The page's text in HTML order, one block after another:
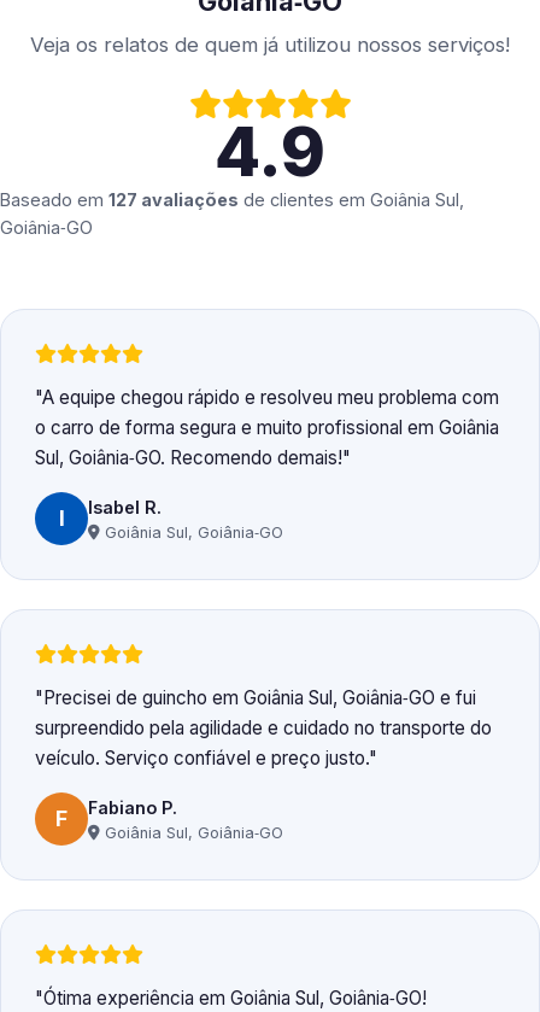
Veja os relatos de quem já utilizou nossos serviços!
4.9
Baseado em 127 avaliações de clientes em Goiânia Sul,
Goiânia‑GO
A equipe chegou rápido e resolveu meu problema com
o carro de forma segura e muito profissional em Goiânia
Sul, Goiânia‑GO. Recomendo demais!
I Isabel R.
Goiânia Sul, Goiânia‑GO
Precisei de guincho em Goiânia Sul, Goiânia‑GO e fui
surpreendido pela agilidade e cuidado no transporte do
veículo. Serviço confiável e preço justo.
F Fabiano P.
Goiânia Sul, Goiânia‑GO
Ótima experiência em Goiânia Sul, Goiânia‑GO!